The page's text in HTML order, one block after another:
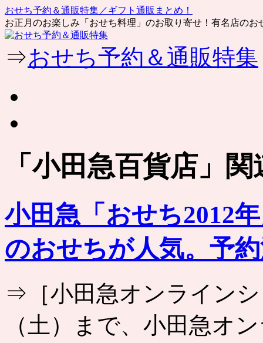
おせち予約＆通販特集／ギフト通販まとめ！
お正月のお楽しみ「おせち料理」のお取り寄せ！有名店のお
ン
ツ
ス
⇒おせち予約＆通販特集
「小田急百貨店 」関
小田急「おせち2012
のおせちが人気。予
⇒［小田急オンラインシ
（土）まで、小田急オ